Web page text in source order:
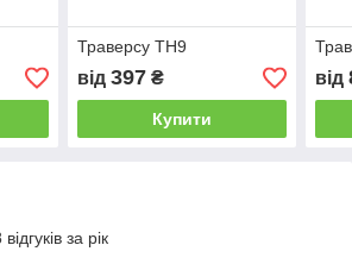
Траверсу ТН9
від 397₴
Купити
від
за рік